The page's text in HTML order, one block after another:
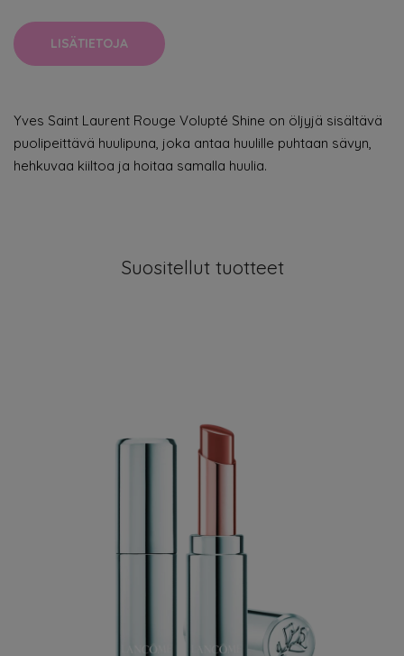
LISÄTIETOJA
Yves Saint Laurent Rouge Volupté Shine on öljyjä sisältävä
puolipeittävä huulipuna, joka antaa huulille puhtaan sävyn,
hehkuvaa kiiltoa ja hoitaa samalla huulia.
Suositellut tuotteet